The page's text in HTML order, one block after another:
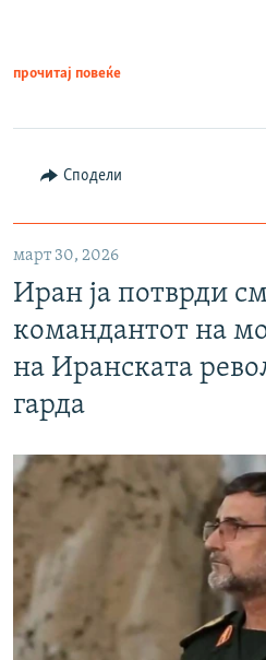
прочитај повеќе
Сподели
март 30, 2026
Иран ја потврди
командантот на
на Иранската
гарда